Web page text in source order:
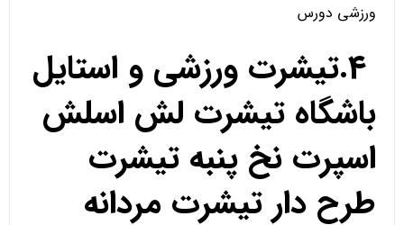
ورزشی دورس
4.تیشرت ورزشی و استایل
باشگاه تیشرت لش اسلش
اسپرت نخ پنبه تیشرت
طرح دار تیشرت مردانه